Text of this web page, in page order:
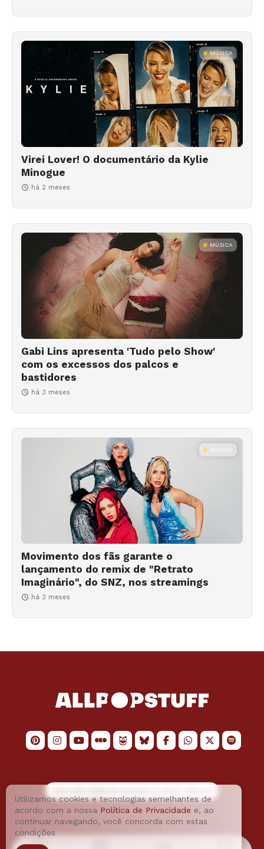
MÚSICA
Virei Lover! O documentário da Kylie
Minogue
há 2 meses
MÚSICA
Gabi Lins apresenta 'Tudo pelo Show'
com os excessos dos palcos e
bastidores
há 3 meses
MÚSICA
Movimento dos fãs garante o
lançamento do remix de "Retrato
Imaginário", do SNZ, nos streamings
há 3 meses
Utilizamos cookies e tecnologias semelhantes de
acordo com a nossa Política de Privacidade e, ao
continuar navegando, você concorda com estas
condições